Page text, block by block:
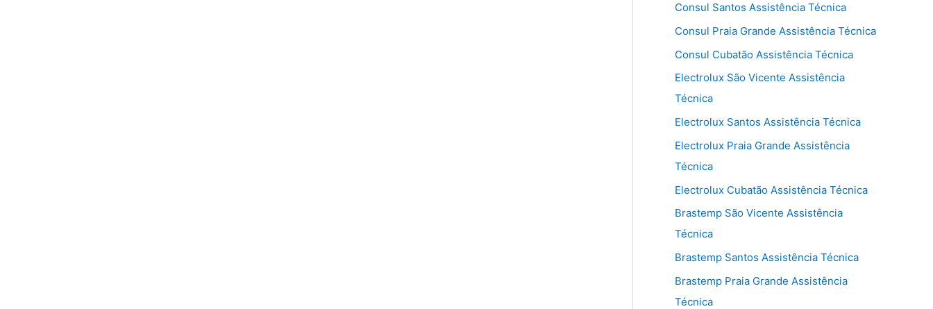
Consul Santos Assistência Técnica
Consul Praia Grande Assistência Técnica
Consul Cubatão Assistência Técnica
Electrolux São Vicente Assistência
Técnica
Electrolux Santos Assistência Técnica
Electrolux Praia Grande Assistência
Técnica
Electrolux Cubatão Assistência Técnica
Brastemp São Vicente Assistência
Técnica
Brastemp Santos Assistência Técnica
Brastemp Praia Grande Assistência
Técnica